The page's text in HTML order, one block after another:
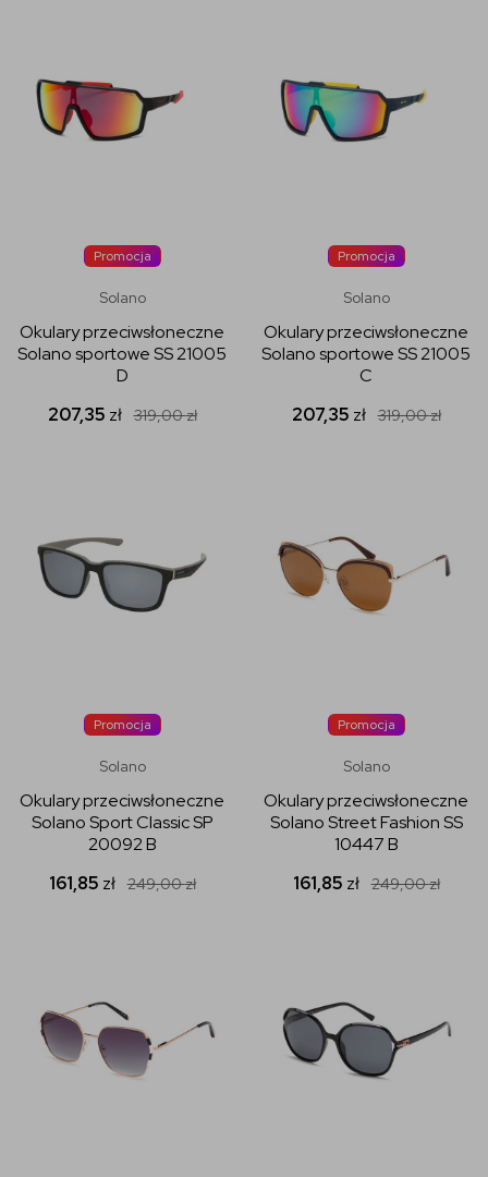
Promocja
Solano
Okulary przeciwsłoneczne
Solano sportowe SS 21005
D
207,35 zł 319,00zł
Promocja
Solano
Okulary przeciwsłoneczne
Solano sportowe SS 21005
C
207,35 zł 319,00zł
Promocja
Solano
Okulary przeciwsłoneczne
Solano Sport Classic SP
20092 B
161,85 zł 249,00zł
Promocja
Solano
Okulary przeciwsłoneczne
Solano Street Fashion SS
10447 B
161,85 zł 249,00zł